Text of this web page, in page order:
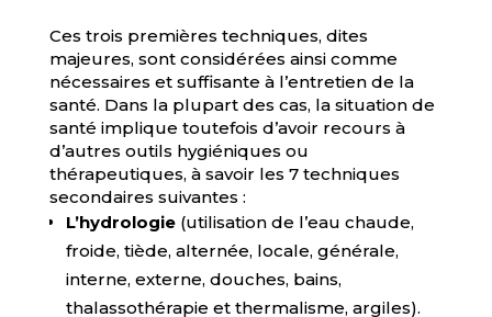
Ces trois premières techniques, dites
majeures, sont considérées ainsi comme
nécessaires et suffisante à l’entretien de la
santé. Dans la plupart des cas, la situation de
santé implique toutefois d’avoir recours à
d’autres outils hygiéniques ou
thérapeutiques, à savoir les 7 techniques
secondaires suivantes :
L’hydrologie(utilisation de l’eau chaude,
froide, tiède, alternée, locale, générale,
interne, externe, douches, bains,
thalassothérapie et thermalisme, argiles).